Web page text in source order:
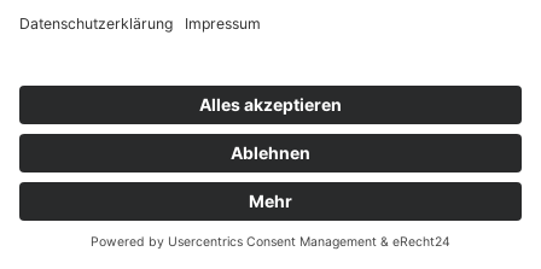
E-Mail:info@moebel-wiemer.de
Öffnungszeiten
Montag – Freitag 10 – 19 Uhr
Das Unternehmen